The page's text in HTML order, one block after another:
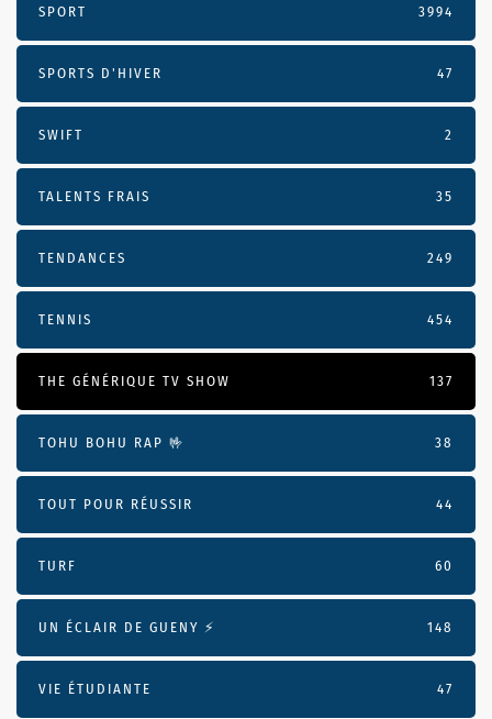
SPORT 3994
SPORTS D'HIVER 47
SWIFT 2
TALENTS FRAIS 35
TENDANCES 249
TENNIS 454
THE GÉNÉRIQUE TV SHOW 137
TOHU BOHU RAP 🤟 38
TOUT POUR RÉUSSIR 44
TURF 60
UN ÉCLAIR DE GUENY ⚡️ 148
VIE ÉTUDIANTE 47